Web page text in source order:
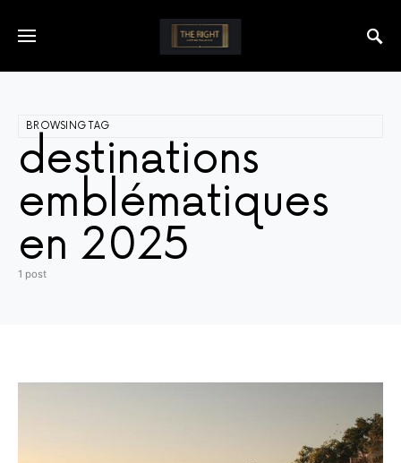
BROWSING TAG
destinations
emblématiques
en 2025
1 post